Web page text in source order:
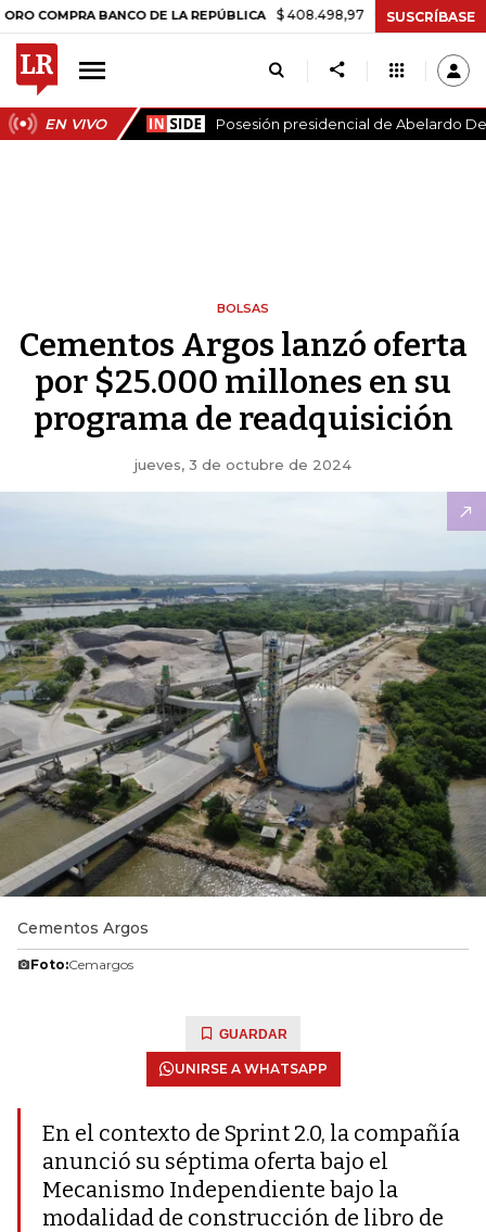
BANCO DE LA REPÚBLICA $ 408.498,97 +$ 8.753,81 +2,19%
SUSCRÍBASE
EN VIVO Posesión presidencial de Abelardo
BOLSAS
Cementos Argos lanzó oferta
por $25.000 millones en su
programa de readquisición
jueves, 3 de octubre de 2024
Cementos Argos
Foto:Cemargos
GUARDAR
UNIRSE A WHATSAPP
En el contexto de Sprint 2.0, la compañía
anunció su séptima oferta bajo el
Mecanismo Independiente bajo la
modalidad de construcción de libro de